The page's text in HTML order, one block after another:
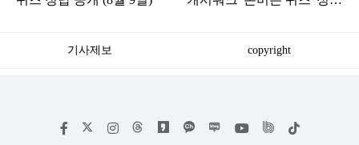
기사제보 copyright
페
인
위
틱